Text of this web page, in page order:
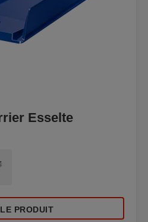
Esselte
PRODUIT